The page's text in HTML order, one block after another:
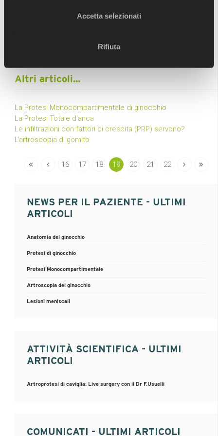
Accetta selezionati
Rifiuta
frequente di dolore e disabilità della spalla tra gli adulti.
Nel 2008, quasi 2 milioni di persone negli Stati Uniti
Altri articoli...
La Protesi Monocompartimentale di ginocchio
La Protesi Totale d'anca
Le infiltrazioni con fattori di crescita (PRP) servono?
L'artroscopia di gomito
16 17 18 19 20 21 22
NEWS PER IL PAZIENTE - ULTIMI
ARTICOLI
Anatomia del ginocchio
Protesi di ginocchio
Protesi Monocompartimentale
Artroscopia del ginocchio
Lesioni meniscali
ATTIVITÀ SCIENTIFICA - ULTIMI
ARTICOLI
Artroprotesi di caviglia: Live surgery con il Dr F.Usuelli
COMUNICATI - ULTIMI ARTICOLI